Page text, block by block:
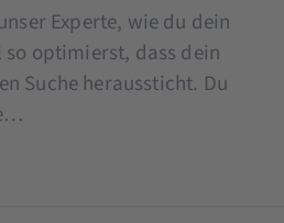
Experte, wie du dein
so optimierst, dass dein
Suche heraussticht. Du